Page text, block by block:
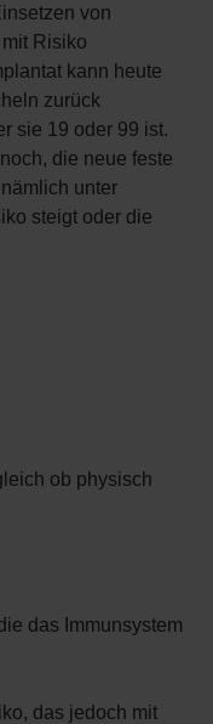
von
Risiko
kann heute
zurück
sie 19 oder 99 ist.
die neue feste
unter
steigt oder die
ob physisch
das Immunsystem
das jedoch mit